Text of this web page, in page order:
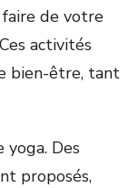
de votre
activités
bien-être, tant
Des
proposés,